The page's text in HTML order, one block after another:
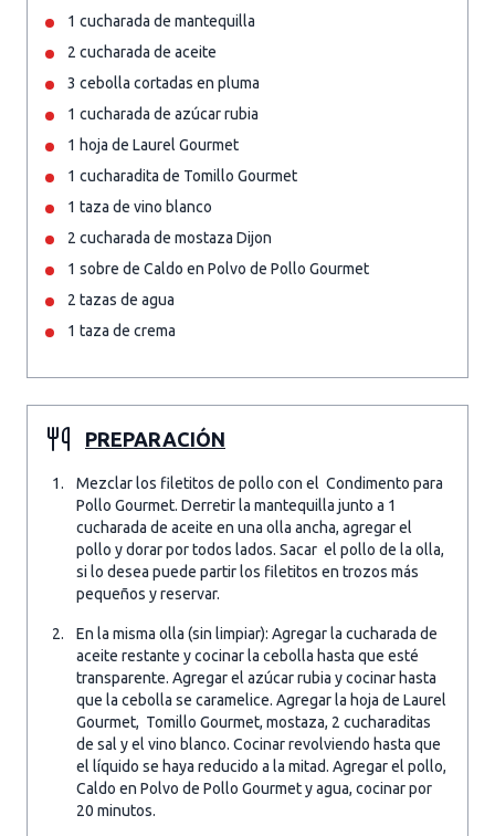
1 cucharada de mantequilla
2 cucharada de aceite
3 cebolla cortadas en pluma
1 cucharada de azúcar rubia
1 hoja de Laurel Gourmet
1 cucharadita de Tomillo Gourmet
1 taza de vino blanco
2 cucharada de mostaza Dijon
1 sobre de Caldo en Polvo de Pollo Gourmet
2 tazas de agua
1 taza de crema
PREPARACIÓN
Mezclar los filetitos de pollo con el Condimento para
Pollo Gourmet. Derretir la mantequilla junto a 1
cucharada de aceite en una olla ancha, agregar el
pollo y dorar por todos lados. Sacar el pollo de la olla,
si lo desea puede partir los filetitos en trozos más
pequeños y reservar.
En la misma olla (sin limpiar): Agregar la cucharada de
aceite restante y cocinar la cebolla hasta que esté
transparente. Agregar el azúcar rubia y cocinar hasta
que la cebolla se caramelice. Agregar la hoja de Laurel
Gourmet, Tomillo Gourmet, mostaza, 2 cucharaditas
de sal y el vino blanco. Cocinar revolviendo hasta que
el líquido se haya reducido a la mitad. Agregar el pollo,
Caldo en Polvo de Pollo Gourmet y agua, cocinar por
20 minutos.